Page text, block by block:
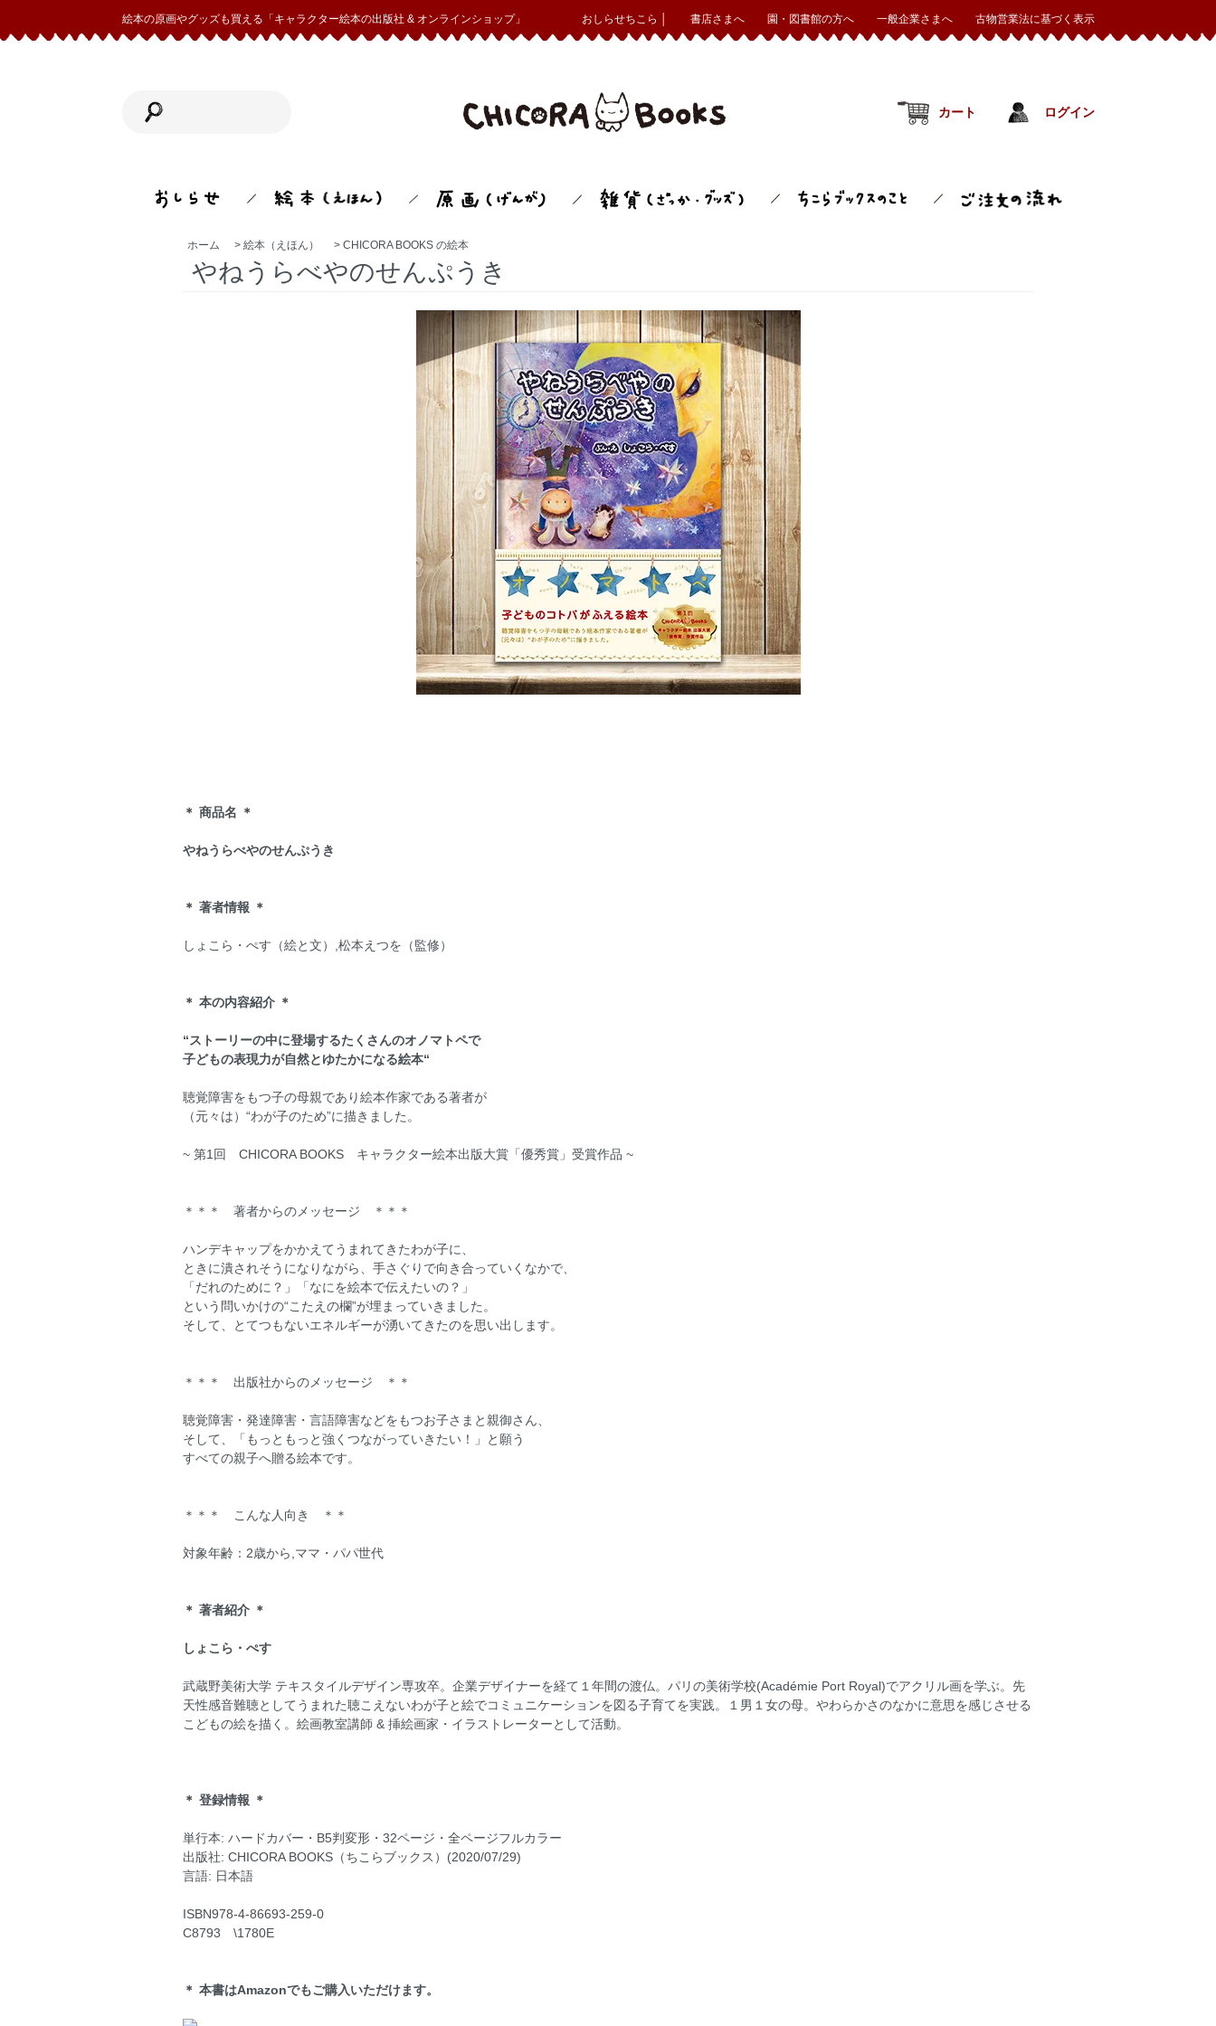
絵本の原画やグッズも買える「キャラクター絵本の出版社 & オンラインショップ」 おしらせちこら │ 書店さまへ 園・図書館の方へ 一般企業さまへ 古物営業法に基づく表示
カート ログイン
ホーム > 絵本（えほん） > CHICORA BOOKS の絵本
やねうらべやのせんぷうき
＊ 商品名 ＊
やねうらべやのせんぷうき
＊ 著者情報 ＊
しょこら・ぺす（絵と文）,松本えつを（監修）
＊ 本の内容紹介 ＊
“ストーリーの中に登場するたくさんのオノマトペで
子どもの表現力が自然とゆたかになる絵本“
聴覚障害をもつ子の母親であり絵本作家である著者が
（元々は）“わが子のため”に描きました。
~ 第1回 CHICORA BOOKS キャラクター絵本出版大賞「優秀賞」受賞作品 ~
＊＊＊ 著者からのメッセージ ＊＊＊
ハンデキャップをかかえてうまれてきたわが子に、
ときに潰されそうになりながら、手さぐりで向き合っていくなかで、
「だれのために？」「なにを絵本で伝えたいの？」
という問いかけの“こたえの欄”が埋まっていきました。
そして、とてつもないエネルギーが湧いてきたのを思い出します。
＊＊＊ 出版社からのメッセージ ＊＊
聴覚障害・発達障害・言語障害などをもつお子さまと親御さん、
そして、「もっともっと強くつながっていきたい！」と願う
すべての親子へ贈る絵本です。
＊＊＊ こんな人向き ＊＊
対象年齢：2歳から,ママ・パパ世代
＊ 著者紹介 ＊
しょこら・ぺす
武蔵野美術大学 テキスタイルデザイン専攻卒。企業デザイナーを経て１年間の渡仏。パリの美術学校(Académie Port Royal)でアクリル画を学ぶ。先
天性感音難聴としてうまれた聴こえないわが子と絵でコミュニケーションを図る子育てを実践。１男１女の母。やわらかさのなかに意思を感じさせる
こどもの絵を描く。絵画教室講師 & 挿絵画家・イラストレーターとして活動。
＊ 登録情報 ＊
単行本: ハードカバー・B5判変形・32ページ・全ページフルカラー
出版社: CHICORA BOOKS（ちこらブックス）(2020/07/29)
言語: 日本語
ISBN978-4-86693-259-0
C8793 \1780E
＊ 本書はAmazonでもご購入いただけます。